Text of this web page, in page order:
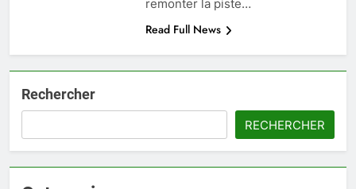
remonter la piste…
Read Full News
Rechercher
RECHERCHER